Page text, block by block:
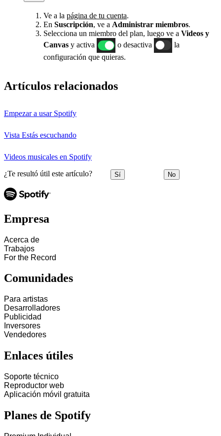
Ve a la página de tu cuenta.
En Suscripción, ve a Administrar miembros.
Selecciona un miembro del plan, luego ve a Videos y
Canvas y activa o desactiva
la
configuración que quieras.
Artículos relacionados
Empezar a usar Spotify
Vista Estás escuchando
Videos musicales en Spotify
¿Te resultó útil este artículo? Sí No
Empresa
Acerca de
Trabajos
For the Record
Comunidades
Para artistas
Desarrolladores
Publicidad
Inversores
Vendedores
Enlaces útiles
Soporte técnico
Reproductor web
Aplicación móvil gratuita
Planes de Spotify